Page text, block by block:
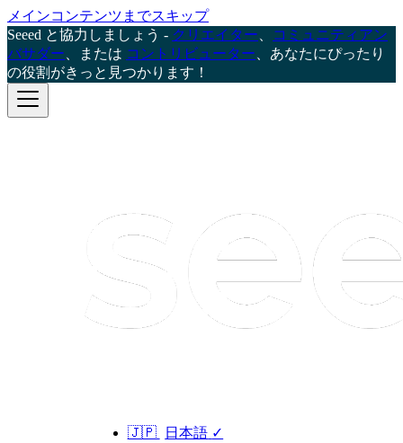
メインコンテンツまでスキップ
Seeed と協力しましょう - クリエイター
コミュニティアン
バサダー 、または コントリビューター 、あなたにぴったり
の役割がきっと見つかります！
🇯🇵 日本語 ✓